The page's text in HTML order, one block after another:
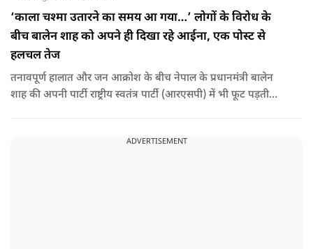
‘काला चश्मा उतारने का समय आ गया…’ लोगों के विरोध के
बीच बालेन शाह को अपने ही दिखा रहे आईना, एक पोस्ट से
हलचल तेज
तनावपूर्ण हालात और जन आक्रोश के बीच नेपाल के प्रधानमंत्री बालेन
शाह की अपनी पार्टी राष्ट्रीय स्वतंत्र पार्टी (आरएसपी) में भी फूट पड़ती
ADVERTISEMENT